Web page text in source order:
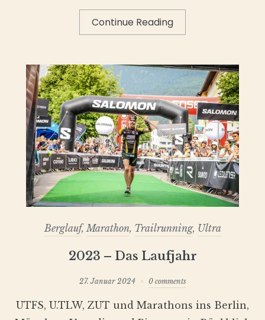
Continue Reading
Berglauf,Marathon, Trailrunning, Ultra
2023 – Das Laufjahr
27. Januar 2024 0 comments
UTFS, U.TLW, ZUT und Marathons ins Berlin,